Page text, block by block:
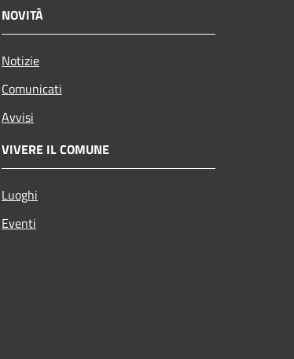
NOVITÀ
Notizie
Comunicati
Avvisi
VIVERE IL COMUNE
Luoghi
Eventi